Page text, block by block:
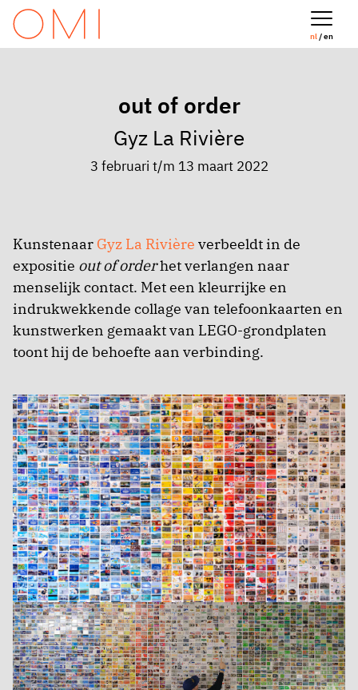
nl/ en
out of order
Gyz La Rivière
3 februari t/m 13 maart 2022
Kunstenaar Gyz La Rivière verbeeldt in de
expositie out of orderhet verlangen naar
menselijk contact. Met een kleurrijke en
indrukwekkende collage van telefoonkaarten en
kunstwerken gemaakt van LEGO-grondplaten
toont hij de behoefte aan verbinding.